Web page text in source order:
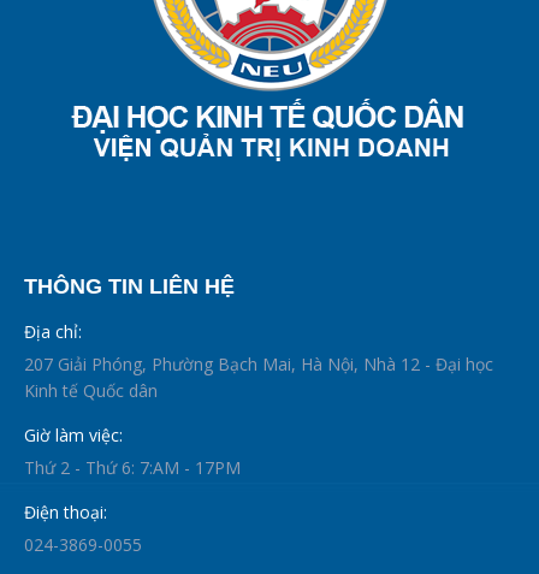
THÔNG TIN LIÊN HỆ
Địa chỉ:
207 Giải Phóng, Phường Bạch Mai, Hà Nội, Nhà 12 - Đại học
Kinh tế Quốc dân
Giờ làm việc:
Thứ 2 - Thứ 6: 7:AM - 17PM
Điện thoại:
024-3869-0055